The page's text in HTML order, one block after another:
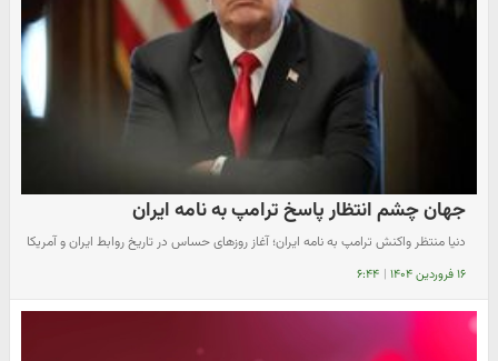
جهان چشم انتظار پاسخ ترامپ به نامه ایران
دنیا منتظر واکنش ترامپ به نامه ایران؛ آغاز روزهای حساس در تاریخ روابط ایران و آمریکا
۱۶ فروردین ۱۴۰۴ | ۶:۴۴